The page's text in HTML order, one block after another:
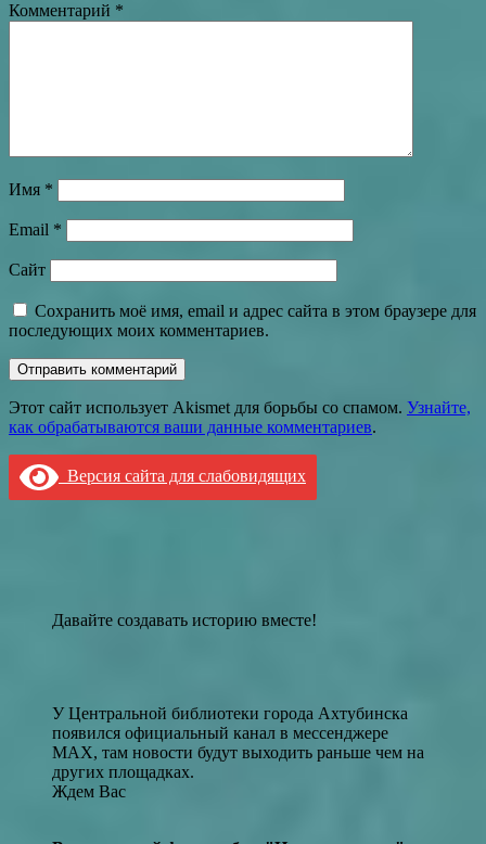
Комментарий *
Имя *
Email *
Сайт
Сохранить моё имя, email и адрес сайта в этом браузере для
последующих моих комментариев.
Этот сайт использует Akismet для борьбы со спамом. Узнайте,
как обрабатываются ваши данные комментариев.
Версия сайта для слабовидящих
Давайте создавать историю вместе!
У Центральной библиотеки города Ахтубинска
появился официальный канал в мессенджере
MAX, там новости будут выходить раньше чем на
других площадках.
Ждем Вас